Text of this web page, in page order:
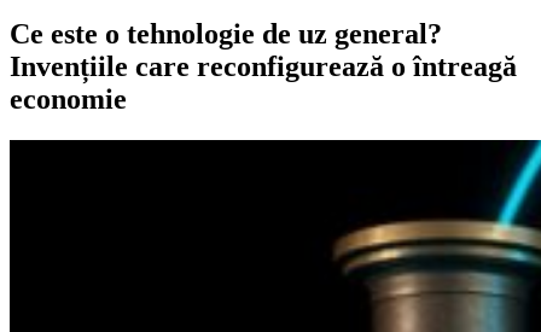
Ce este o tehnologie de uz general?
Invențiile care reconfigurează o întreagă
economie